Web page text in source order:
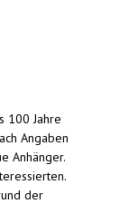
100 Jahre
Angaben
Anhänger.
der